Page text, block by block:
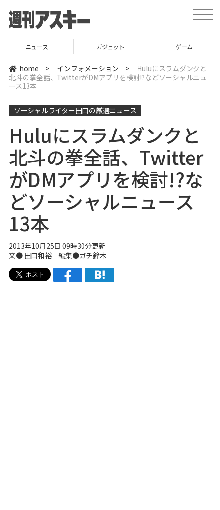
t
o
v
i
ガジェット ゲーム グルメ
home > インフォメーション >
Huluにスラムダンクと
北斗の拳全話、TwitterがDMアプリを検討!?などソーシャルニュ
ース13本
ソーシャルライター田口の厳選ニュース
Huluにスラムダンクと
北斗の拳全話、Twitter
がDMアプリを検討!?な
どソーシャルニュース
13本
2013年10月25日 09時30分更新
文● 田口和裕編集●ガチ鈴木